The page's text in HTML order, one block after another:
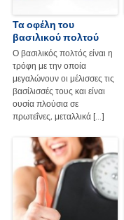
Τα οφέλη του
βασιλικού πολτού
Ο βασιλικός πολτός είναι η
τρόφη με την οποία
μεγαλώνουν οι μέλισσες τις
βασίλισσές τους και είναι
ουσία πλούσια σε
πρωτεΐνες, μεταλλικά […]